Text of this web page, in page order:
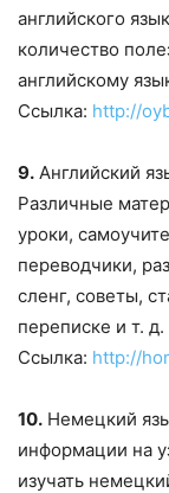
английского
количество
английскому
Ссылка: http://
9. Английский
Различные
уроки,
переводчики,
сленг, советы,
переписке и т. д.
Ссылка: http://
10. Немецкий
информации на
изучать